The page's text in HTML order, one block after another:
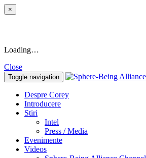
×
Loading…
Close
Toggle navigation
Despre Corey
Introducere
Stiri
Intel
Press / Media
Evenimente
Videos